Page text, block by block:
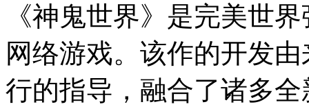
《神鬼世界》是完美世
网络游戏。该作的开发由
行的指导，融合了诸多